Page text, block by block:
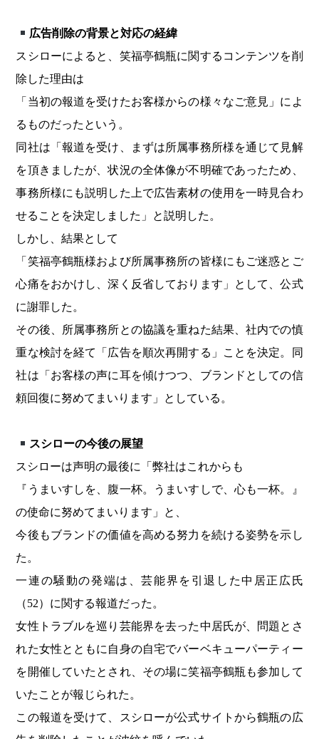
広告削除の背景と対応の経緯
スシローによると、笑福亭鶴瓶に関するコンテンツを削
除した理由は
「当初の報道を受けたお客様からの様々なご意見」によ
るものだったという。
同社は「報道を受け、まずは所属事務所様を通じて見解
を頂きましたが、状況の全体像が不明確であったため、
事務所様にも説明した上で広告素材の使用を一時見合わ
せることを決定しました」と説明した。
しかし、結果として
「笑福亭鶴瓶様および所属事務所の皆様にもご迷惑とご
心痛をおかけし、深く反省しております」として、公式
に謝罪した。
その後、所属事務所との協議を重ねた結果、社内での慎
重な検討を経て「広告を順次再開する」ことを決定。同
社は「お客様の声に耳を傾けつつ、ブランドとしての信
頼回復に努めてまいります」としている。
スシローの今後の展望
スシローは声明の最後に「弊社はこれからも
『うまいすしを、腹一杯。うまいすしで、心も一杯。』
の使命に努めてまいります」と、
今後もブランドの価値を高める努力を続ける姿勢を示し
た。
一連の騒動の発端は、芸能界を引退した中居正広氏
（52）に関する報道だった。
女性トラブルを巡り芸能界を去った中居氏が、問題とさ
れた女性とともに自身の自宅でバーベキューパーティー
を開催していたとされ、その場に笑福亭鶴瓶も参加して
いたことが報じられた。
この報道を受けて、スシローが公式サイトから鶴瓶の広